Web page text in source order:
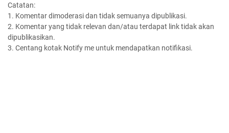
Catatan:
1. Komentar dimoderasi dan tidak semuanya dipublikasi.
2. Komentar yang tidak relevan dan/atau terdapat link tidak akan
dipublikasikan.
3. Centang kotak Notify me untuk mendapatkan notifikasi.